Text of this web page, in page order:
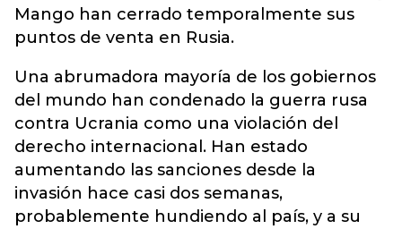
Mango han cerrado temporalmente sus
puntos de venta en Rusia.
Una abrumadora mayoría de los gobiernos
del mundo han condenado la guerra rusa
contra Ucrania como una violación del
derecho internacional. Han estado
aumentando las sanciones desde la
invasión hace casi dos semanas,
probablemente hundiendo al país, y a su